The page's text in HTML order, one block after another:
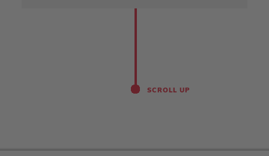
SCROLL UP